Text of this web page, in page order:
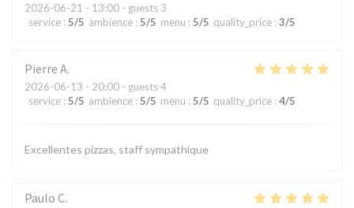
2026-06-21 - 13:00 - guests 3
service : 5/5 ambience : 5/5 menu : 5/5 quality_price : 3/5
Pierre A
2026-06-13 - 20:00 - guests 4
service : 5/5 ambience : 5/5 menu : 5/5 quality_price : 4/5
Excellentes pizzas, staff sympathique
Paulo C